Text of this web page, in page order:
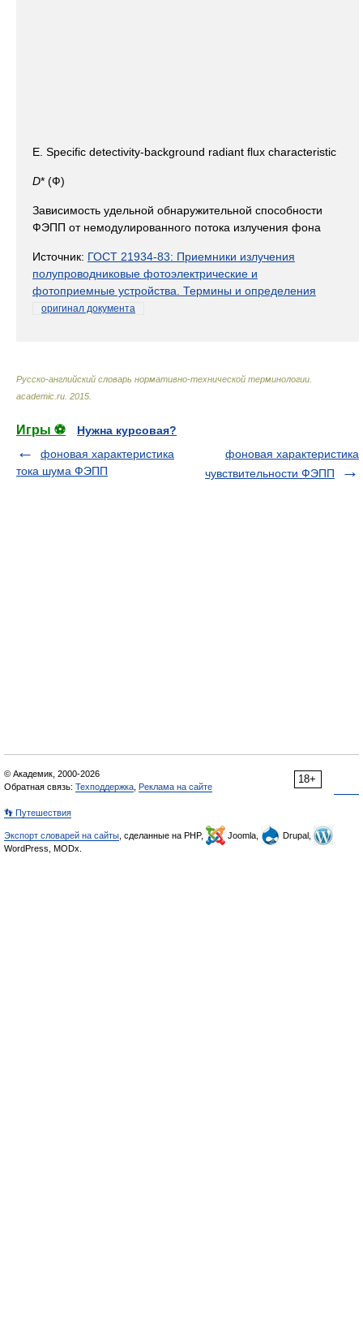
E. Specific detectivity-background radiant flux characteristic
D* (Ф)
Зависимость удельной обнаружительной способности
ФЭПП от немодулированного потока излучения фона
Источник: ГОСТ 21934-83: Приемники излучения
полупроводниковые фотоэлектрические и
фотоприемные устройства. Термины и определения
оригинал документа
Русско-английский словарь нормативно-технической терминологии
academic.ru 2015
Игры ⚽
Нужна курсовая?
фоновая характеристика
тока шума ФЭПП
фоновая характеристика
чувствительности ФЭПП
18+
© Академик, 2000-2026
Обратная связь: Техподдержка Реклама на сайте
👣 Путешествия
Экспорт словарей на сайты , сделанные на PHP, Joomla,
Drupal,
WordPress, MODx.